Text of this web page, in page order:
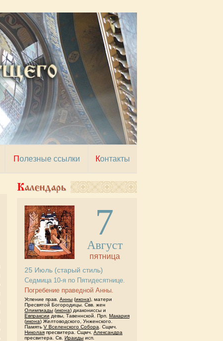
Полезные ссылки Контакты
Календарь
7
Август
пятница
25 Июль (старый стиль)
Седмица 10-я по Пятидесятнице.
Погребение праведной Анны.
Успение прав. Анны (икона), матери
Пресвятой Богородицы. Свв. жен
Олимпиады (икона) диакониссы и
Евпраксии девы, Тавеннской. Прп. Макария
(икона) Желтоводского, Унженского.
Память V Вселенского Собора . Сщмч.
Николая пресвитера. Сщмч. Александра
пресвитера. Св. Ираиды исп.